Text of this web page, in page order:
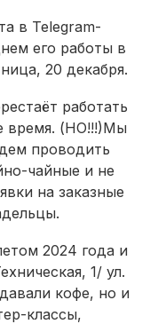
в Telegram-
его работы в
20 декабря.
работать
время. (НО!!!)Мы
проводить
чайные и не
на заказные
2024 года и
1/ ул.
кофе, но и
классы,